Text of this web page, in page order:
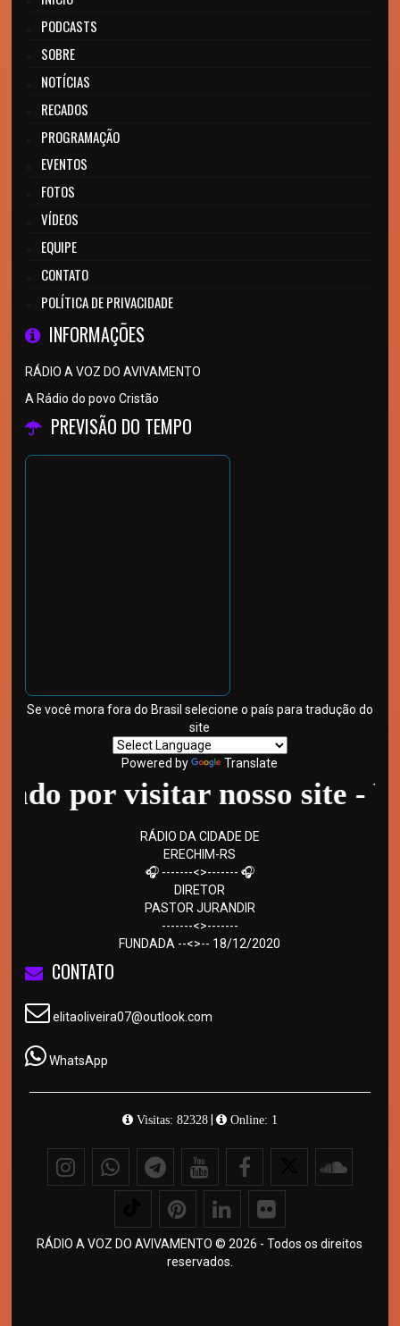
PODCASTS
SOBRE
NOTÍCIAS
RECADOS
PROGRAMAÇÃO
EVENTOS
FOTOS
VÍDEOS
EQUIPE
CONTATO
POLÍTICA DE PRIVACIDADE
INFORMAÇÕES
RÁDIO A VOZ DO AVIVAMENTO
A Rádio do povo Cristão
PREVISÃO DO TEMPO
Se você mora fora do Brasil selecione o país para tradução do
site
Powered by Translate
visitar nosso site - Volte
RÁDIO DA CIDADE DE
ERECHIM-RS
🎧 -------<>------- 🎧
DIRETOR
PASTOR JURANDIR
-------<>-------
FUNDADA --<>-- 18/12/2020
CONTATO
elitaoliveira07@outlook.com
WhatsApp
Visitas: 82328| Online: 1
RÁDIO A VOZ DO AVIVAMENTO © 2026 - Todos os direitos
reservados.